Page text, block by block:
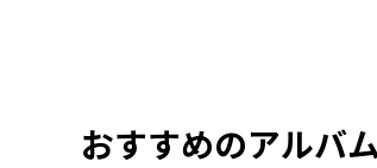
おすすめのアルバ